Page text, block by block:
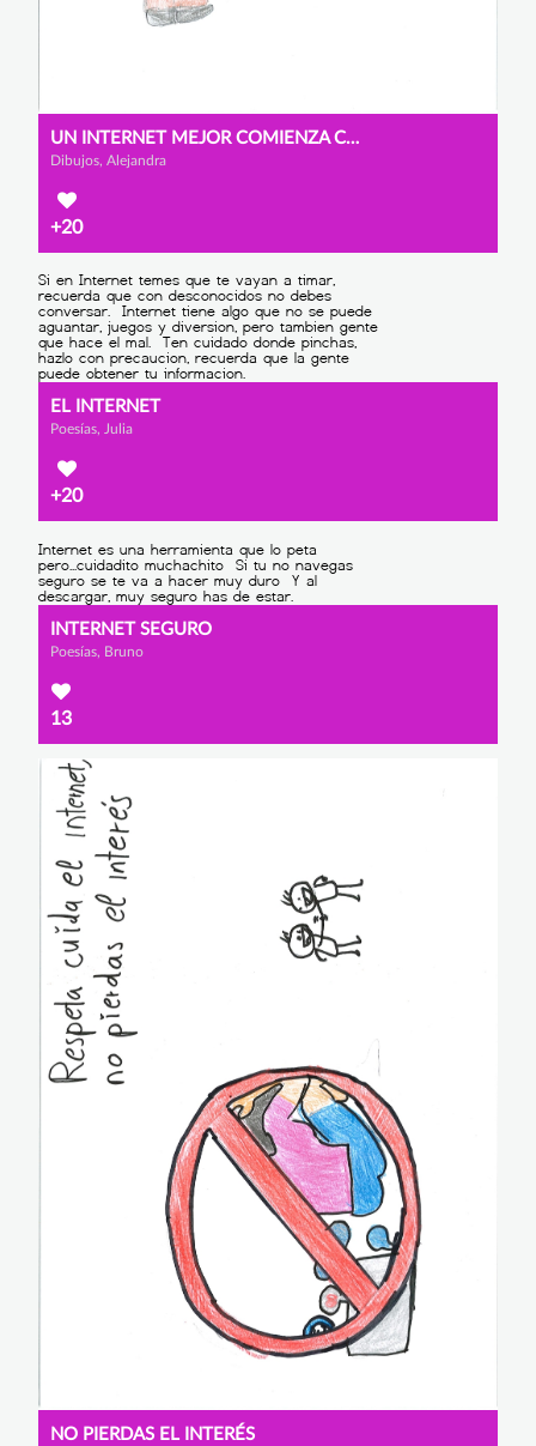
UN INTERNET MEJOR COMIENZA CONTIGO
Dibujos, Alejandra
+20
EL INTERNET
Poesías, Julia
+20
INTERNET SEGURO
Poesías, Bruno
13
NO PIERDAS EL INTERÉS